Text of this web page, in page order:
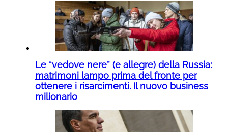
Le “vedove nere” (e allegre) della Russia:
matrimoni lampo prima del fronte per
ottenere i risarcimenti. Il nuovo business
milionario